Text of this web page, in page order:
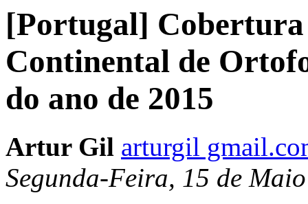
[Portugal]
Continental de
do ano de 2015
Artur Gil arturgil
Segunda-Feira, 15 de